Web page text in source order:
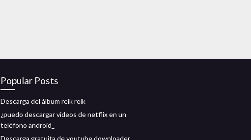
Popular Posts
Descarga del álbum reik reik
¿puedo descargar videos de netflix en un
teléfono android_
Descarga gratuita de youtube downloader